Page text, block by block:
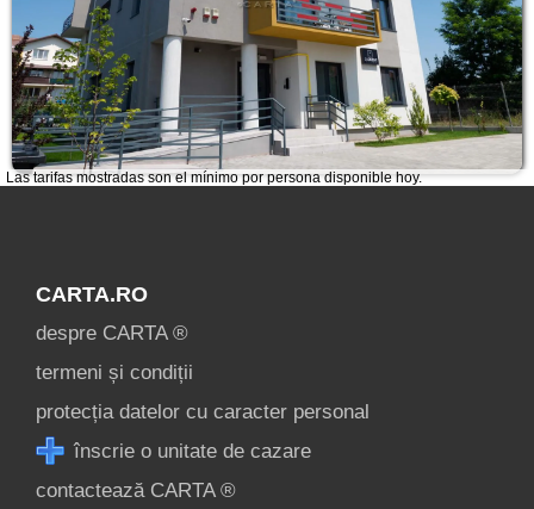
Las tarifas mostradas son el mínimo por persona disponible hoy.
CARTA.RO
despre CARTA ®
termeni și condiții
protecția datelor cu caracter personal
înscrie o unitate de cazare
contactează CARTA ®